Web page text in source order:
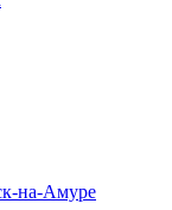
на-Амуре